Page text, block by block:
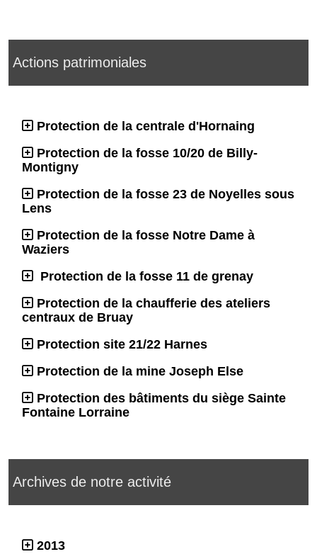
Actions patrimoniales
Protection de la centrale d'Hornaing
Protection de la fosse 10/20 de Billy-
Montigny
Protection de la fosse 23 de Noyelles sous
Lens
Protection de la fosse Notre Dame à
Waziers
Protection de la fosse 11 de grenay
Protection de la chaufferie des ateliers
centraux de Bruay
Protection site 21/22 Harnes
Protection de la mine Joseph Else
Protection des bâtiments du siège Sainte
Fontaine Lorraine
Archives de notre activité
2013